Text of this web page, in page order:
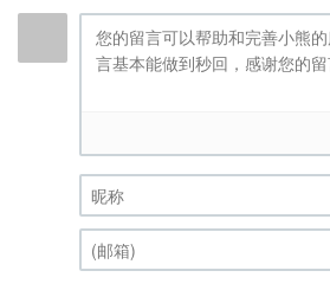
昵称 (必填)